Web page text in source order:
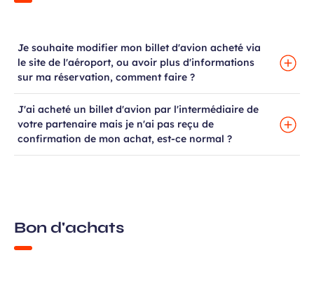
Je souhaite modifier mon billet d'avion acheté via
le site de l'aéroport, ou avoir plus d'informations
sur ma réservation, comment faire ?
J'ai acheté un billet d'avion par l'intermédiaire de
votre partenaire mais je n'ai pas reçu de
confirmation de mon achat, est-ce normal ?
Bon d'achats